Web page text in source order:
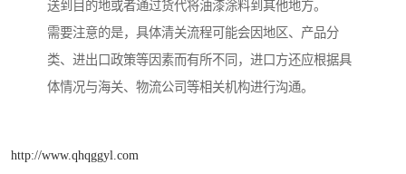
送到目的地或者通过货代将油漆涂料到其他地方。
需要注意的是，具体清关流程可能会因地区、产品分
类、进出口政策等因素而有所不同，进口方还应根据具
体情况与海关、物流公司等相关机构进行沟通。
http://www.qhqggyl.com